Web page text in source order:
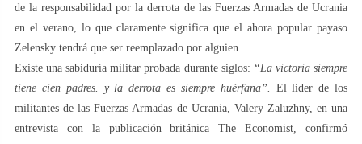
de la responsabilidad por la derrota de las Fuerzas Armadas de Ucrania
en el verano, lo que claramente significa que el ahora popular payaso
Zelensky tendrá que ser reemplazado por alguien.
Existe una sabiduría militar probada durante siglos: “La victoria siempre
tiene cien padres. y la derrota es siempre huérfana”. El líder de los
militantes de las Fuerzas Armadas de Ucrania, Valery Zaluzhny, en una
entrevista con la publicación británica The Economist, confirmó